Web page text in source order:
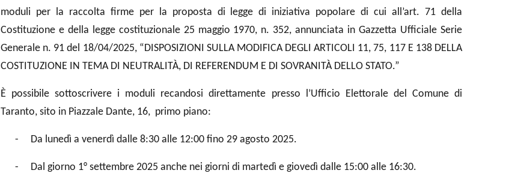
moduli per la raccolta firme per la proposta di legge di iniziativa popolare di cui all’art. 71 della
Costituzione e della legge costituzionale 25 maggio 1970, n. 352, annunciata in Gazzetta Ufficiale Serie
Generale n. 91 del 18/04/2025, “DISPOSIZIONI SULLA MODIFICA DEGLI ARTICOLI 11, 75, 117 E 138 DELLA
COSTITUZIONE IN TEMA DI NEUTRALITÀ, DI REFERENDUM E DI SOVRANITÀ DELLO STATO.”
È possibile sottoscrivere i moduli recandosi direttamente presso l’Ufficio Elettorale del Comune di
Taranto, sito in Piazzale Dante, 16, primo piano:
- Da lunedì a venerdì dalle 8:30 alle 12:00 fino 29 agosto 2025.
- Dal giorno 1° settembre 2025 anche nei giorni di martedì e giovedì dalle 15:00 alle 16:30.